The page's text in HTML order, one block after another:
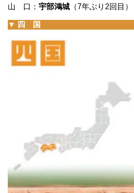
山 口： 宇部鴻城 （7年ぶり2回目）
▼ 四 国